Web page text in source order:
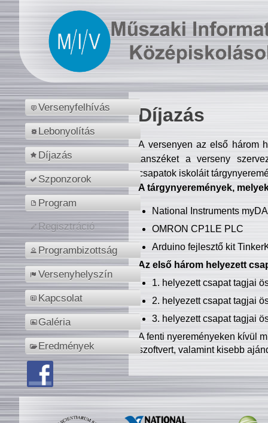
Versenyfelhívás
Lebonyolítás
Díjazás
Szponzorok
Program
Regisztráció
Programbizottság
Versenyhelyszín
Kapcsolat
Galéria
Eredmények
Díjazás
A versenyen az első három
tanszéket a verseny
csapatok iskoláit
A tárgynyeremények,
National Instruments
OMRON CP1LE PLC
Arduino fejlesztő kit
Az első három helyezett
1. helyezett csapat tagjai
2. helyezett csapat tagjai
3. helyezett csapat tagjai
A fenti nyereményeken kívül
szoftvert, valamint kisebb